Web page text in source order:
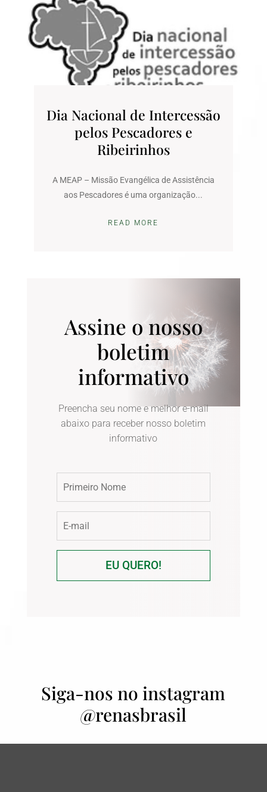
Dia Nacional de Intercessão
pelos Pescadores e
Ribeirinhos
A MEAP – Missão Evangélica de Assistência
aos Pescadores é uma organização...
READ MORE
Assine o nosso
boletim
informativo
Preencha seu nome e melhor e-mail
abaixo para receber nosso boletim
informativo
EU QUERO!
Siga-nos no instagram
@renasbrasil